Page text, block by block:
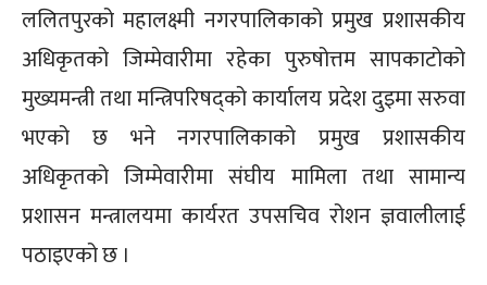
ललितपुरको महालक्ष्मी नगरपालिकाको प्रमुख प्रशासकीय
अधिकृतको जिम्मेवारीमा रहेका पुरुषोत्तम सापकाटोको
मुख्यमन्त्री तथा मन्त्रिपरिषद्को कार्यालय प्रदेश दुइमा सरुवा
भएको छ भने नगरपालिकाको प्रमुख प्रशासकीय
अधिकृतको जिम्मेवारीमा संघीय मामिला तथा सामान्य
प्रशासन मन्त्रालयमा कार्यरत उपसचिव रोशन ज्ञवालीलाई
पठाइएको छ ।